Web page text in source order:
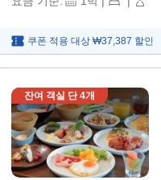
쿠폰 적용 대상 ₩37,387 할인
잔여 객실 단4개